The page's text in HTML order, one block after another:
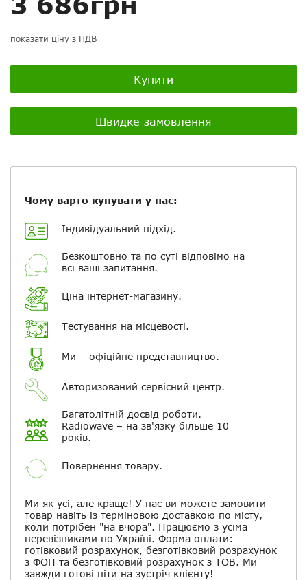
показати ціну з ПДВ
Купити
Швидке замовлення
Чому варто купувати у нас:
Індивідуальний підхід.
Безкоштовно та по суті відповімо на
всі ваші запитання.
Ціна інтернет-магазину.
Тестування на місцевості.
Ми – офіційне представництво.
Авторизований сервісний центр.
Багатолітній досвід роботи.
Radiowave – на зв'язку більше 10
років.
Повернення товару.
Ми як усі, але краще! У нас ви можете замовити
товар навіть із терміновою доставкою по місту,
коли потрібен "на вчора". Працюємо з усіма
перевізниками по Україні. Форма оплати:
готівковий розрахунок, безготівковий розрахунок
з ФОП та безготівковий розрахунок з ТОВ. Ми
завжди готові піти на зустріч клієнту!
Скасувати
Додати фотографії
+ Вибрати файли
Ваше ім'я
Електронна пошта
Повідомляти про відповіді по
електронній пошті
Скасувати Залишити відгук
Скасувати